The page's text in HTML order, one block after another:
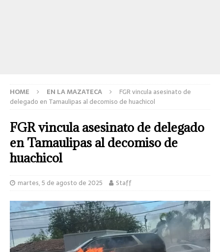
HOME EN LA MAZATECA
FGR vincula asesinato de
delegado en Tamaulipas al decomiso de huachicol
FGR vincula asesinato de delegado
en Tamaulipas al decomiso de
huachicol
martes, 5 de agosto de 2025 Staff